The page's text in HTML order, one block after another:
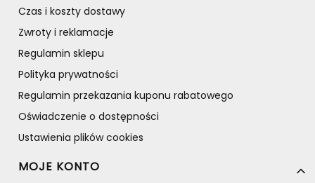
Czas i koszty dostawy
Zwroty i reklamacje
Regulamin sklepu
Polityka prywatności
Regulamin przekazania kuponu rabatowego
Oświadczenie o dostępności
Ustawienia plików cookies
MOJE KONTO